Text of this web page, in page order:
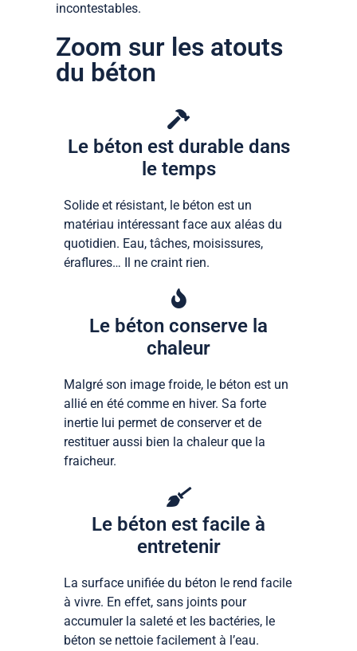
incontestables.
Zoom sur les atouts
du béton
Le béton est durable dans
le temps
Solide et résistant, le béton est un
matériau intéressant face aux aléas du
quotidien. Eau, tâches, moisissures,
éraflures… Il ne craint rien.
Le béton conserve la
chaleur
Malgré son image froide, le béton est un
allié en été comme en hiver. Sa forte
inertie lui permet de conserver et de
restituer aussi bien la chaleur que la
fraicheur.
Le béton est facile à
entretenir
La surface unifiée du béton le rend facile
à vivre. En effet, sans joints pour
accumuler la saleté et les bactéries, le
béton se nettoie facilement à l’eau.